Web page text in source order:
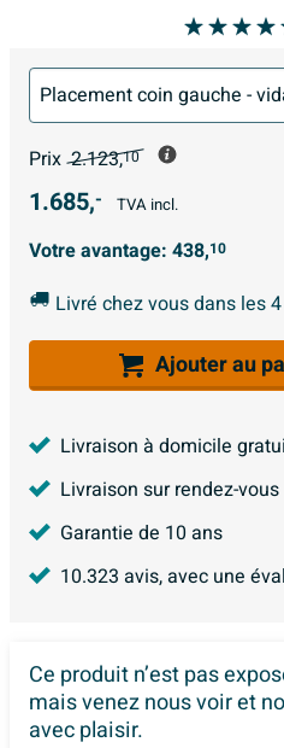
Prix 2.123,10
1.685,- TVA incl.
Votre avantage: 438,10
Livré chez vous dans les
Ajouter au
Livraison à domicile
Livraison sur rendez-vous
Garantie de 10 ans
10.323 avis, avec une
Ce produit n’est pas
mais venez nous voir et
avec plaisir.